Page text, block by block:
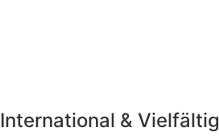
International & Vielfältig